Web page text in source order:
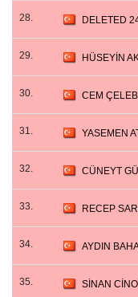
28. DELETED
29. HÜSEYİN
30. CEM ÇELEBİ
31. YASEMEN
32. CÜNEYT
33. RECEP SARI
34. AYDIN
35. SİNAN